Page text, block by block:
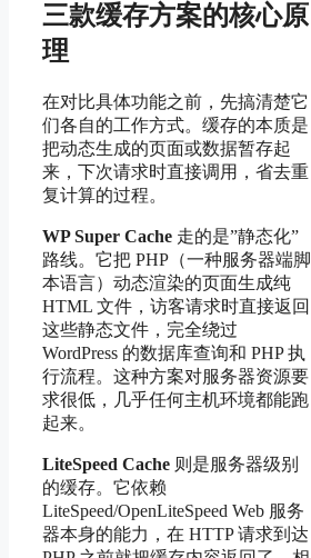
三款缓存方案的核心原
理
在对比具体功能之前，先搞清楚它
们各自的工作方式。缓存的本质是
把动态生成的页面或数据暂存起
来，下次请求时直接调用，省去重
复计算的过程。
WP Super Cache 走的是”静态化”
路线。它把 PHP（一种服务器端脚
本语言）动态渲染的页面生成纯
HTML 文件，访客请求时直接返回
这些静态文件，完全绕过
WordPress 的数据库查询和 PHP 执
行流程。这种方案对服务器资源要
求很低，几乎任何主机环境都能跑
起来。
LiteSpeed Cache 则是服务器级别
的缓存。它依赖
LiteSpeed/OpenLiteSpeed Web 服务
器本身的能力，在 HTTP 请求到达